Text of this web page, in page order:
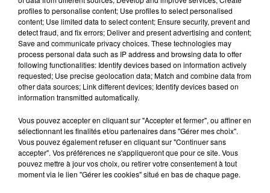
Destination Vacances : inscrivez-
vous !
Podcasts Voir plus
profiles to personalise content; Use profiles to select personalised
content; Use limited data to select content; Ensure security, prevent and
detect fraud, and fix errors; Deliver and present advertising and content;
Save and communicate privacy choices. These technologies may
process personal data such as IP address and browsing data to offer
following functionalities: Identify devices based on information actively
requested; Use precise geolocation data; Match and combine data from
other data sources; Link different devices; Identify devices based on
information transmitted automatically.
Vous pouvez accepter en cliquant sur "Accepter et fermer", ou affiner en
sélectionnant les finalités et/ou partenaires dans "Gérer mes choix".
Vous pouvez également refuser en cliquant sur "Continuer sans
accepter". Vos préférences ne s'appliqueront que pour ce site. Vous
pouvez mettre à jour vos choix, ou retirer votre consentement à tout
moment via le lien "Gérer les cookies" situé en bas de chaque page.